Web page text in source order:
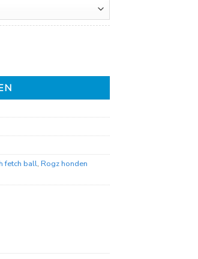
fetch ball, Rogz honden